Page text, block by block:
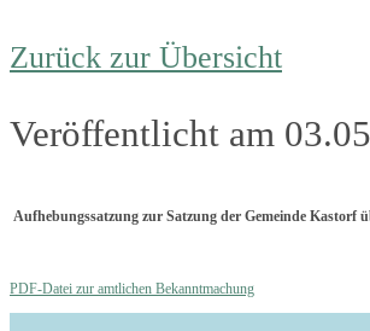
Zurück zur Übersicht
Veröffentlicht am
Aufhebungssatzung zur Satzung der Gemeinde Kastorf
PDF-Datei zur amtlichen Bekanntmachung